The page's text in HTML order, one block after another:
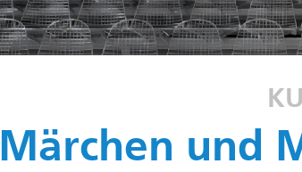
Märchen und